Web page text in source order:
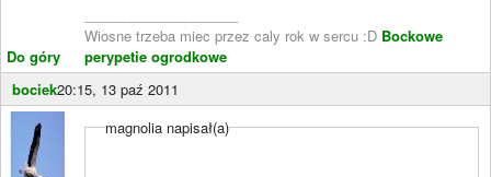
Do góry
Wiosne trzeba miec przez caly rok w sercu :D Bockowe
perypetie ogrodkowe
bociek20:15, 13 paź 2011
magnolia napisał(a)